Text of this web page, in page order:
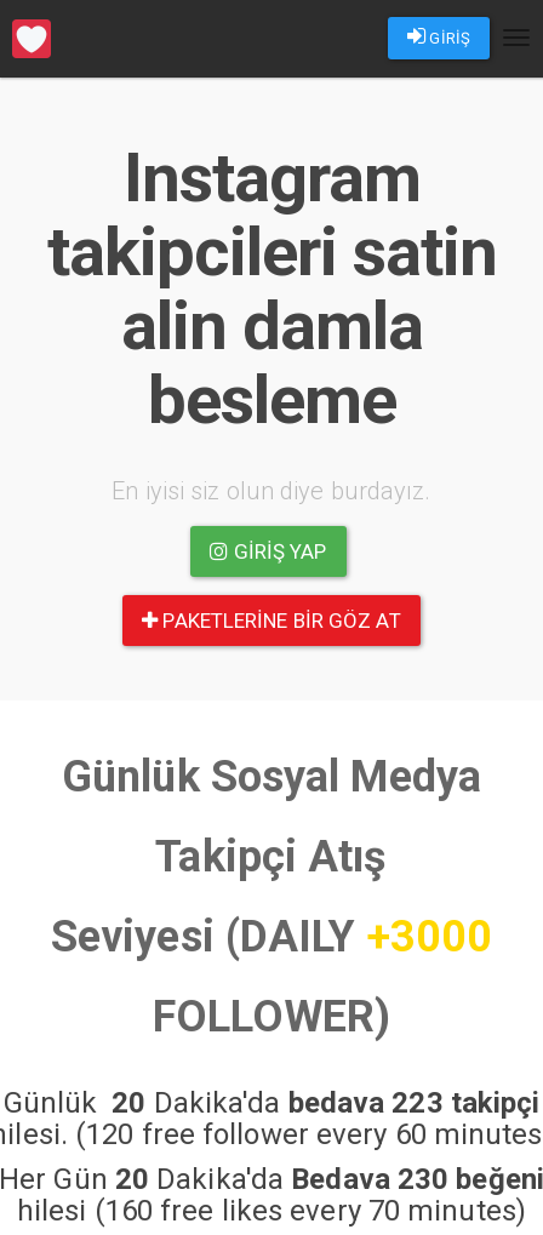
GİRİŞ
Instagram
takipcileri satin
alin damla
besleme
En iyisi siz olun diye burdayız.
GIRIŞ YAP
PAKETLERINE BIR GÖZ AT
Günlük Sosyal Medya
Takipçi Atış
Seviyesi (DAILY +3000
FOLLOWER)
Günlük 20 Dakika'da bedava 223 takipçi
(120 free follower every 60
Her Gün 20 Dakika'da Bedava 230 beğeni
hilesi (160 free likes every 70 minutes)